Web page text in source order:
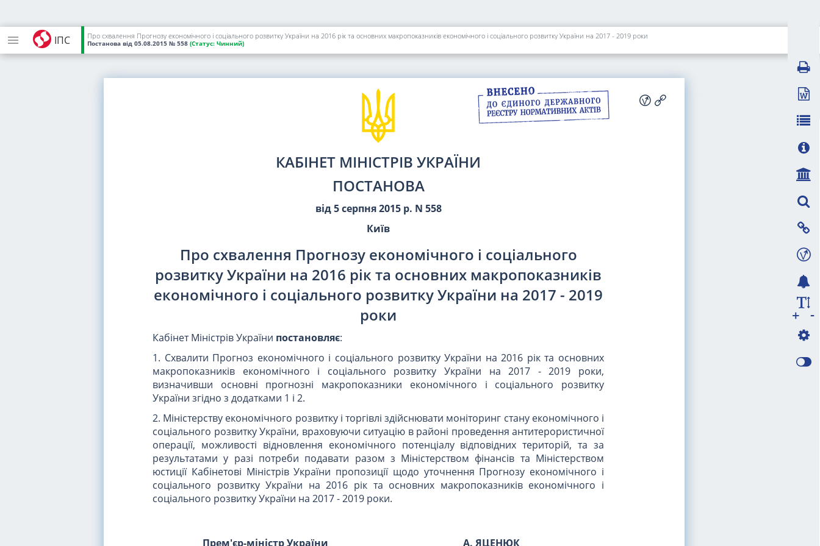
ІПС Про схвалення Прогнозу економічного і соціального розвитку України на 2016 рік та основних макропоказників економічного і соціального розвитку України на 2017 - 2019 роки
Постанова від 05.08.2015 № 558 (Статус: Чинний)
КАБІНЕТ МІНІСТРІВ УКРАЇНИ
ПОСТАНОВА
від 5 серпня 2015 р. N 558
Київ
Про схвалення Прогнозу економічного і соціального
розвитку України на 2016 рік та основних макропоказників
економічного і соціального розвитку України на 2017 - 2019
роки
Кабінет Міністрів України постановляє:
1. Схвалити Прогноз економічного і соціального розвитку України на 2016 рік та основних
макропоказників економічного і соціального розвитку України на 2017 - 2019 роки,
визначивши основні прогнозні макропоказники економічного і соціального розвитку
України згідно з додатками 1 і 2.
2. Міністерству економічного розвитку і торгівлі здійснювати моніторинг стану економічного і
соціального розвитку України, враховуючи ситуацію в районі проведення антитерористичної
операції, можливості відновлення економічного потенціалу відповідних територій, та за
результатами у разі потреби подавати разом з Міністерством фінансів та Міністерством
юстиції Кабінетові Міністрів України пропозиції щодо уточнення Прогнозу економічного і
соціального розвитку України на 2016 рік та основних макропоказників економічного і
соціального розвитку України на 2017 - 2019 роки.
Прем'єр-міністр України А. ЯЦЕНЮК
-
+